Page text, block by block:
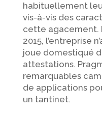
habituellement
vis-à-vis des
cette agacement.
2015, l’entreprise
joue domestiqué
attestations.
remarquables
de applications
un tantinet.